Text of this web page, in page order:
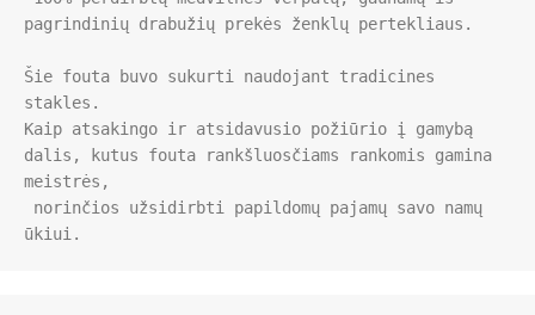
pagrindinių drabužių prekės ženklų pertekliaus.
Šie fouta buvo sukurti naudojant tradicines
stakles.
Kaip atsakingo ir atsidavusio požiūrio į gamybą
dalis, kutus fouta rankšluosčiams rankomis gamina
meistrės,